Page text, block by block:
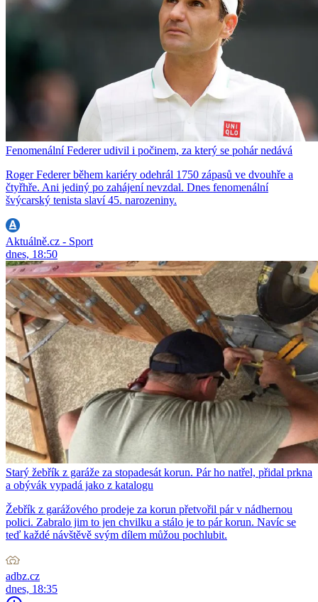
Fenomenální Federer udivil i počinem, za který se pohár nedává
Roger Federer během kariéry odehrál 1750 zápasů ve dvouhře a
čtyřhře. Ani jediný po zahájení nevzdal. Dnes fenomenální
švýcarský tenista slaví 45. narozeniny.
Aktuálně.cz - Sport
dnes, 18:50
Starý žebřík z garáže za stopadesát korun. Pár ho natřel, přidal prkna
a obývák vypadá jako z katalogu
Žebřík z garážového prodeje za korun přetvořil pár v nádhernou
polici. Zabralo jim to jen chvilku a stálo je to pár korun. Navíc se
teď každé návštěvě svým dílem můžou pochlubit.
adbz.cz
dnes, 18:35